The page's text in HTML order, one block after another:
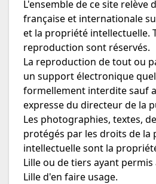
L'ensemble de ce site relève
française et internationale
et la propriété intellectuelle.
reproduction sont réservés.
La reproduction de tout ou
un support électronique
formellement interdite sauf
expresse du directeur de la
Les photographies, textes,
protégés par les droits de la
intellectuelle sont la
Lille ou de tiers ayant
Lille d'en faire usage.